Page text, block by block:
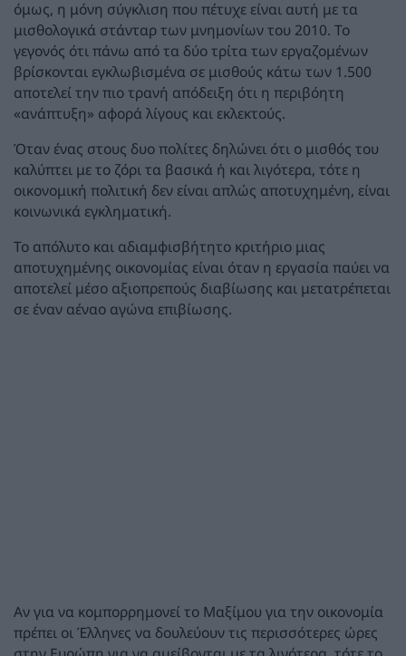
όμως, η μόνη σύγκλιση που πέτυχε είναι αυτή με τα
μισθολογικά στάνταρ των μνημονίων του 2010. Το
γεγονός ότι πάνω από τα δύο τρίτα των εργαζομένων
βρίσκονται εγκλωβισμένα σε μισθούς κάτω των 1.500
αποτελεί την πιο τρανή απόδειξη ότι η περιβόητη
«ανάπτυξη» αφορά λίγους και εκλεκτούς.
Όταν ένας στους δυο πολίτες δηλώνει ότι ο μισθός του
καλύπτει με το ζόρι τα βασικά ή και λιγότερα, τότε η
οικονομική πολιτική δεν είναι απλώς αποτυχημένη, είναι
κοινωνικά εγκληματική.
Το απόλυτο και αδιαμφισβήτητο κριτήριο μιας
αποτυχημένης οικονομίας είναι όταν η εργασία παύει να
αποτελεί μέσο αξιοπρεπούς διαβίωσης και μετατρέπεται
σε έναν αέναο αγώνα επιβίωσης.
Αν για να κομπορρημονεί το Μαξίμου για την οικονομία
πρέπει οι Έλληνες να δουλεύουν τις περισσότερες ώρες